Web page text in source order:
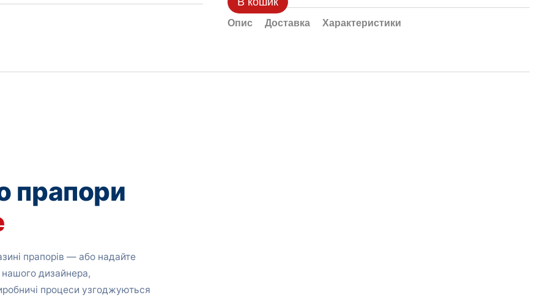
Опис Доставка Характеристики
прапори
прапорів — або надайте
дизайнера,
процеси узгоджуються